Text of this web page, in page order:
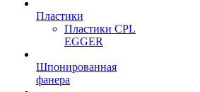
Пластики
Пластики CPL
EGGER
Шпонированная
фанера